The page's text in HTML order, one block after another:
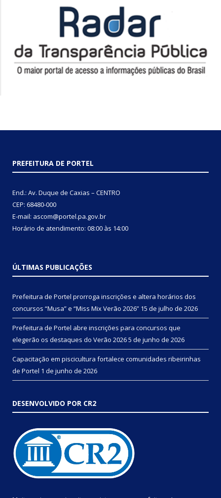
PREFEITURA DE PORTEL
End.: Av. Duque de Caxias – CENTRO
CEP: 68480-000
E-mail: ascom@portel.pa.gov.br
Horário de atendimento: 08:00 às 14:00
ÚLTIMAS PUBLICAÇÕES
Prefeitura de Portel prorroga inscrições e altera horários dos
concursos “Musa” e “Miss Mix Verão 2026” 15 de julho de 2026
Prefeitura de Portel abre inscrições para concursos que
elegerão os destaques do Verão 20265 de junho de 2026
Capacitação em piscicultura fortalece comunidades ribeirinhas
de Portel 1 de junho de 2026
DESENVOLVIDO POR CR2